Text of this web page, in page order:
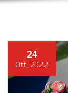
24
Ott, 2022